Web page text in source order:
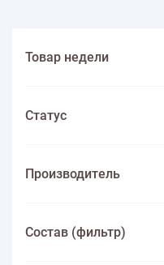
Пейзаж
Цветы
Mondial
Lang yarns
Товар недели
Статус
Производитель
Состав (фильтр)